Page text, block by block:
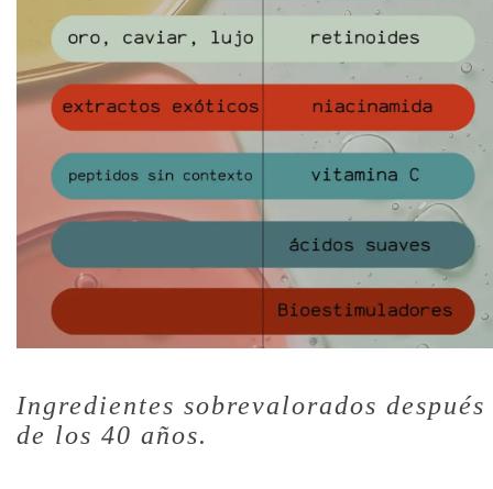
Ingredientes sobrevalorados después
de los 40 años.